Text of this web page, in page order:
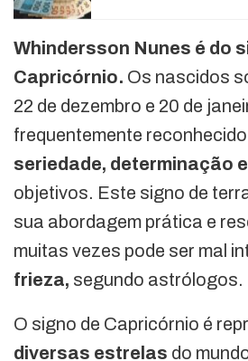
Whindersson Nunes é do
Capricórnio. Os nascidos
22 de dezembro e 20 de
frequentemente
seriedade, determinação
objetivos. Este signo de
sua abordagem prática e
muitas vezes pode ser mal
frieza, segundo astrólogos.
O signo de Capricórnio é
diversas estrelas do